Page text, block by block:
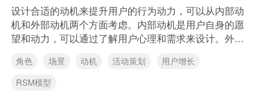
设计合适的动机来提升用户的行为动力，可以从内部动
机和外部动机两个方面考虑。内部动机是用户自身的愿
望和动力，可以通过了解用户心理和需求来设计。外部
惠
角色 场景 动机 活动策划
用户增长
RSM模型